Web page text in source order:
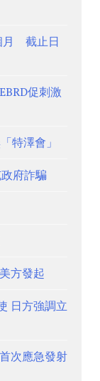
月 截止日
促刺激
特澤會」
府詐騙
方發起
日方強調立
次應急發射